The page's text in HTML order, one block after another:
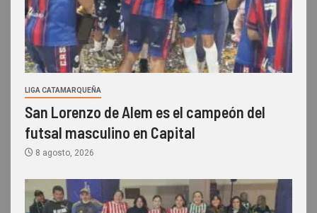
LIGA CATAMARQUEÑA
San Lorenzo de Alem es el campeón del
futsal masculino en Capital
8 agosto, 2026